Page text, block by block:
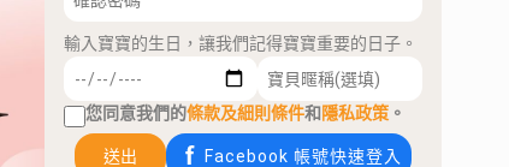
輸入寶寶的生日，讓我們記得寶寶重要的日子。
您同意我們的條款及細則條件和隱私政策 。
送出 Facebook 帳號快速登入